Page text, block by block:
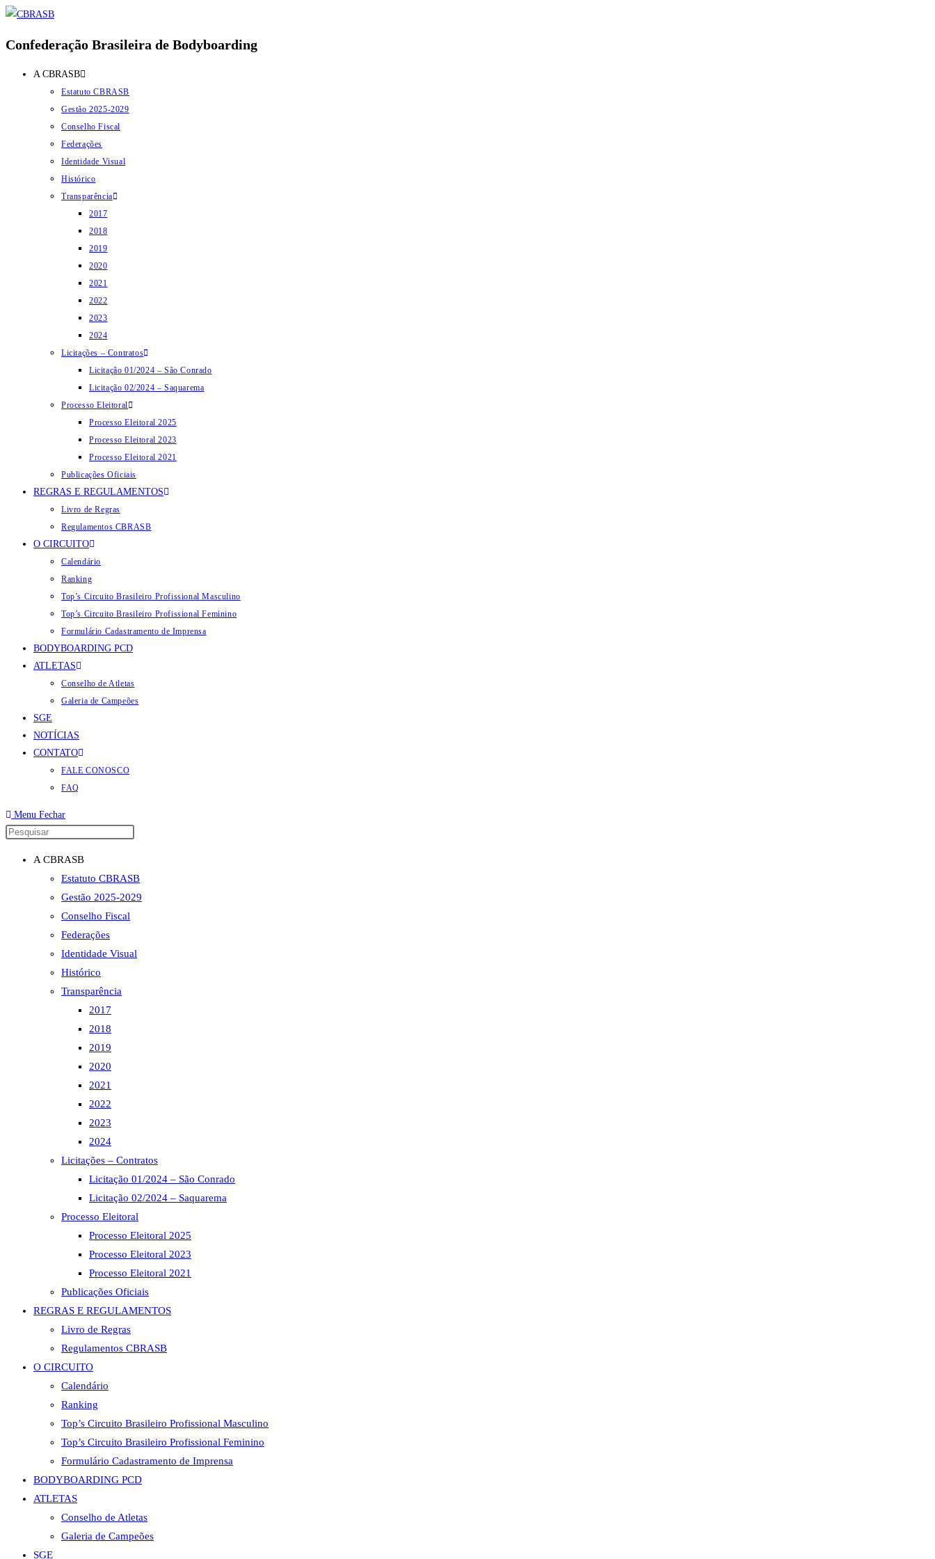
Ir
o
Confederação Brasileira de Bodyboarding
A CBRASB
Estatuto CBRASB
Gestão 2025-2029
Conselho Fiscal
Federações
Identidade Visual
Histórico
Transparência
2017
2018
2019
2020
2021
2022
2023
2024
Licitações – Contratos
Licitação 01/2024 – São Conrado
Licitação 02/2024 – Saquarema
Processo Eleitoral
Processo Eleitoral 2025
Processo Eleitoral 2023
Processo Eleitoral 2021
Publicações Oficiais
REGRAS E REGULAMENTOS
Livro de Regras
Regulamentos CBRASB
O CIRCUITO
Calendário
Ranking
Top’s Circuito Brasileiro Profissional Masculino
Top’s Circuito Brasileiro Profissional Feminino
Formulário Cadastramento de Imprensa
BODYBOARDING PCD
ATLETAS
Conselho de Atletas
Galeria de Campeões
SGE
NOTÍCIAS
CONTATO
FALE CONOSCO
FAQ
Menu Fechar
“Esc”
para
painel
A CBRASB
Estatuto CBRASB
Gestão 2025-2029
Conselho Fiscal
Federações
Identidade Visual
Histórico
Transparência
2017
2018
2019
2020
2021
2022
2023
2024
Licitações – Contratos
Licitação 01/2024 – São Conrado
Licitação 02/2024 – Saquarema
Processo Eleitoral
Processo Eleitoral 2025
Processo Eleitoral 2023
Processo Eleitoral 2021
Publicações Oficiais
REGRAS E REGULAMENTOS
Livro de Regras
Regulamentos CBRASB
O CIRCUITO
Calendário
Ranking
Top’s Circuito Brasileiro Profissional Masculino
Top’s Circuito Brasileiro Profissional Feminino
Formulário Cadastramento de Imprensa
BODYBOARDING PCD
ATLETAS
Conselho de Atletas
Galeria de Campeões
SGE